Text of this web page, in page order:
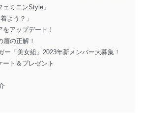
ミニンStyle」
よう？」
アップデート！
眉の正解！
ー「美女組」2023年新メンバー大募集！
ト＆プレゼント